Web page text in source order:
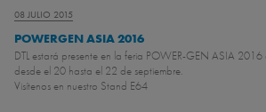
08 JULIO 2015
POWERGEN ASIA 2016
DTL estará presente en la feria POWER-GEN ASIA
desde el 20 hasta el 22 de septiembre.
Visítenos en nuestro Stand E64